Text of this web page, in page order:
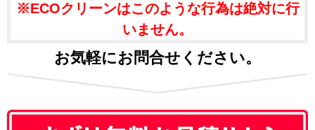
※ECOクリーンはこのような行為は絶対に行
いません。
お気軽にお問合せください。